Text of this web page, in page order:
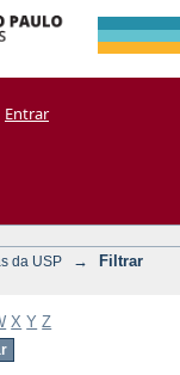
Entrar
da USP →
Filtrar
X Y Z